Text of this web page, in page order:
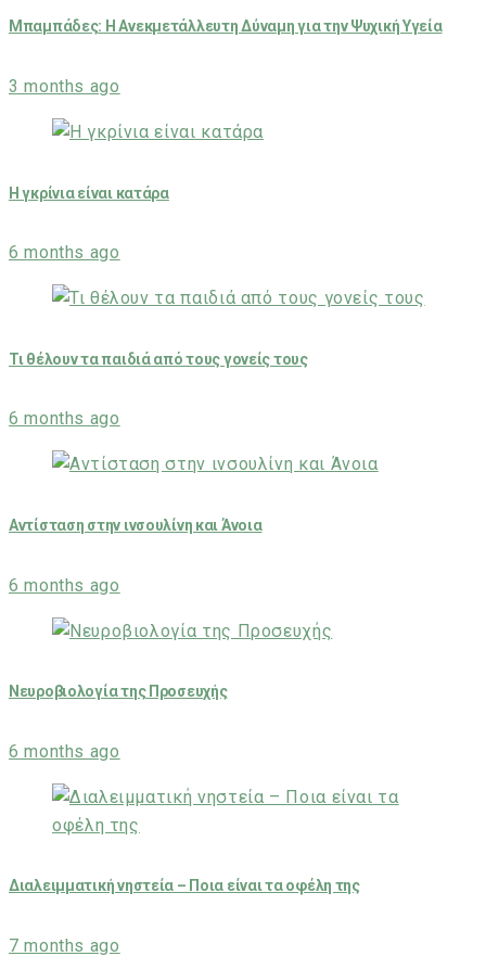
Μπαμπάδες: Η Ανεκμετάλλευτη Δύναμη για την Ψυχική Υγεία
3 months ago
Η γκρίνια είναι κατάρα
6 months ago
Τι θέλουν τα παιδιά από τους γονείς τους
6 months ago
Αντίσταση στην ινσουλίνη και Άνοια
6 months ago
Νευροβιολογία της Προσευχής
6 months ago
Διαλειμματική νηστεία – Ποια είναι τα οφέλη της
7 months ago